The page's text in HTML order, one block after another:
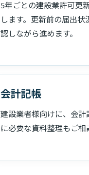
5年ごとの建設業許可更
します。更新前の届出状
認しながら進めます。
会計記帳
建設業者様向けに、会計
に必要な資料整理もご相